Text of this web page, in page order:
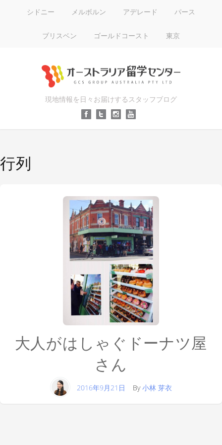
シドニー メルボルン アデレード パース
ブリスベン ゴールドコースト 東京
現地情報を日々お届けするスタッフブログ
行列
大人がはしゃぐドーナツ屋
さん
2016年9月21日 By小林 芽衣